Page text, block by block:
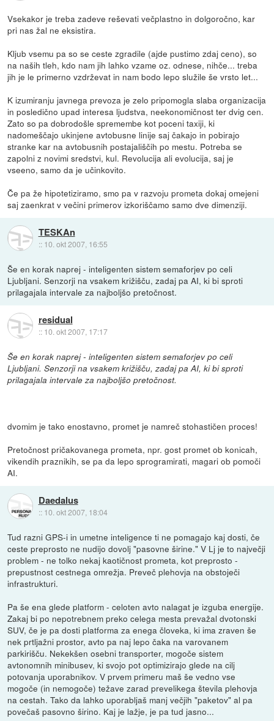
Vsekakor je treba zadeve reševati večplastno in dolgoročno, kar
pri nas žal ne eksistira.
Kljub vsemu pa so se ceste zgradile (ajde pustimo zdaj ceno), so
na naših tleh, kdo nam jih lahko vzame oz. odnese, nihče... treba
jih je le primerno vzdrževat in nam bodo lepo služile še vrsto let...
K izumiranju javnega prevoza je zelo pripomogla slaba organizacija
in posledično upad interesa ljudstva, neekonomičnost ter dvig cen.
Zato so pa dobrodošle spremembe kot poceni taxiji, ki
nadomeščajo ukinjene avtobusne linije saj čakajo in pobirajo
stranke kar na avtobusnih postajališčih po mestu. Potreba se
zapolni z novimi sredstvi, kul. Revolucija ali evolucija, saj je
vseeno, samo da je učinkovito.
Če pa že hipotetiziramo, smo pa v razvoju prometa dokaj omejeni
saj zaenkrat v večini primerov izkoriščamo samo dve dimenziji.
TESKAn
:: 10. okt 2007, 16:55
Še en korak naprej - inteligenten sistem semaforjev po celi
Ljubljani. Senzorji na vsakem križišču, zadaj pa AI, ki bi sproti
prilagajala intervale za najboljšo pretočnost.
residual
:: 10. okt 2007, 17:17
Še en korak naprej - inteligenten sistem semaforjev po celi
Ljubljani. Senzorji na vsakem križišču, zadaj pa AI, ki bi sproti
prilagajala intervale za najboljšo pretočnost.
dvomim je tako enostavno, promet je namreč stohastičen proces!
Pretočnost pričakovanega prometa, npr. gost promet ob konicah,
vikendih praznikih, se pa da lepo sprogramirati, magari ob pomoči
AI.
Daedalus
:: 10. okt 2007, 18:04
Tud razni GPS-i in umetne inteligence ti ne pomagajo kaj dosti, če
ceste preprosto ne nudijo dovolj "pasovne širine." V Lj je to največji
problem - ne tolko nekaj kaotičnost prometa, kot preprosto -
prepustnost cestnega omrežja. Preveč plehovja na obstoječi
infrastrukturi.
Pa še ena glede platform - celoten avto nalagat je izguba energije.
Zakaj bi po nepotrebnem preko celega mesta prevažal dvotonski
SUV, če je pa dosti platforma za enega človeka, ki ima zraven še
nek prtljažni prostor, avto pa naj lepo čaka na varovanem
parkirišču. Nekekšen osebni transporter, mogoče sistem
avtonomnih minibusev, ki svojo pot optimizirajo glede na cilj
potovanja uporabnikov. V prvem primeru maš še vedno vse
mogoče (in nemogoče) težave zarad prevelikega števila plehovja
na cestah. Tako da lahko uporabljaš manj večjih "paketov" al pa
povečaš pasovno širino. Kaj je lažje, je pa tud jasno...